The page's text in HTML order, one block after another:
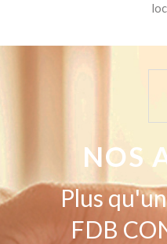
NOS
Plus
FDB